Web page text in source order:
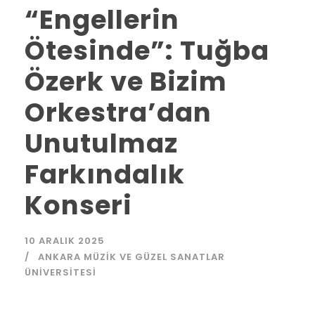
“Engellerin
Ötesinde”: Tuğba
Özerk ve Bizim
Orkestra’dan
Unutulmaz
Farkındalık
Konseri
10 ARALIK 2025
ANKARA MÜZIK VE GÜZEL SANATLAR
ÜNIVERSITESI